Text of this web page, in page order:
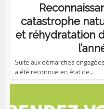
catastrophe
et réhydratation
Suite aux démarches
a été reconnue en état de...